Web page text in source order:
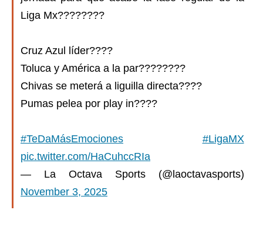
Liga Mx????????
Cruz Azul líder????
Toluca y América a la par????????
Chivas se meterá a liguilla directa????
Pumas pelea por play in????
#TeDaMásEmociones
#LigaMX
pic.twitter.com/HaCuhccRIa
— La Octava Sports (@laoctavasports)
November 3, 2025